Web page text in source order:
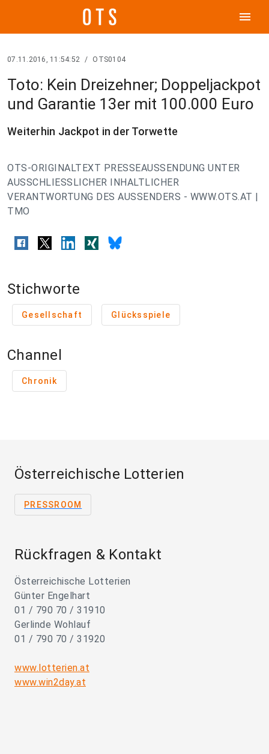
menu
07.11.2016, 11:54:52 / OTS0104
Toto: Kein Dreizehner; Doppeljackpot
und Garantie 13er mit 100.000 Euro
Weiterhin Jackpot in der Torwette
OTS-ORIGINALTEXT PRESSEAUSSENDUNG UNTER
AUSSCHLIESSLICHER INHALTLICHER
VERANTWORTUNG DES AUSSENDERS - WWW.OTS.AT |
TMO
Stichworte
Gesellschaft Glücksspiele
Channel
Chronik
Österreichische Lotterien
PRESSROOM
Rückfragen & Kontakt
Österreichische Lotterien
Günter Engelhart
01 / 790 70 / 31910
Gerlinde Wohlauf
01 / 790 70 / 31920
www.lotterien.at
www.win2day.at